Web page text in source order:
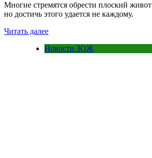
Многие стремятся обрести плоский
но достичь этого удается не каждому.
Читать далее
Новости ЗОЖ